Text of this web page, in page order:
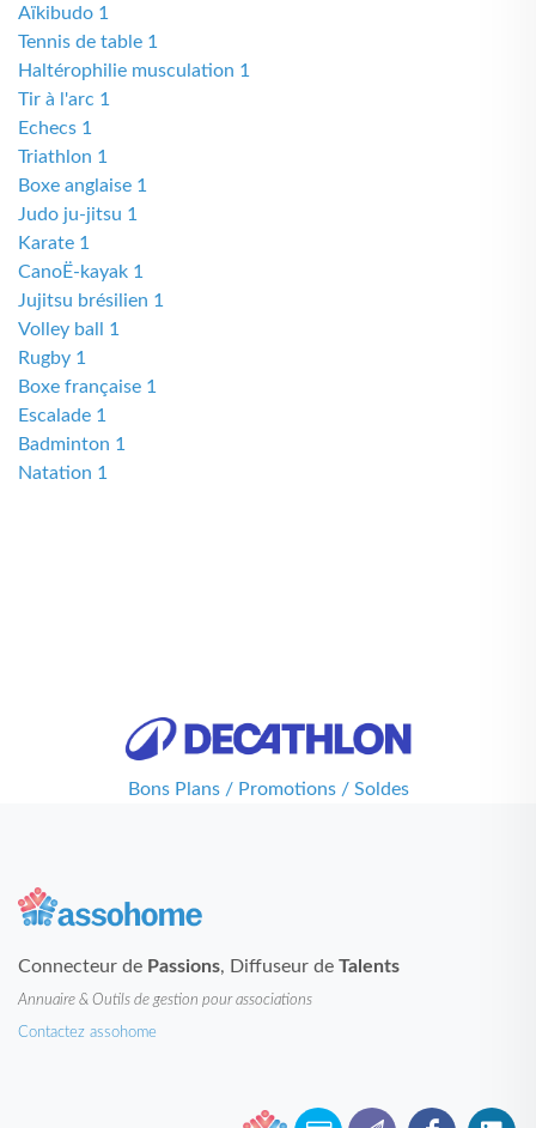
Aïkibudo 1
Tennis de table 1
Haltérophilie musculation 1
Tir à l'arc 1
Echecs 1
Triathlon 1
Boxe anglaise 1
Judo ju-jitsu 1
Karate 1
CanoË-kayak 1
Jujitsu brésilien 1
Volley ball 1
Rugby 1
Boxe française 1
Escalade 1
Badminton 1
Natation 1
Bons Plans / Promotions / Soldes
Connecteur de Passions, Diffuseur de Talents
Annuaire & Outils de gestion pour associations
Contactez assohome